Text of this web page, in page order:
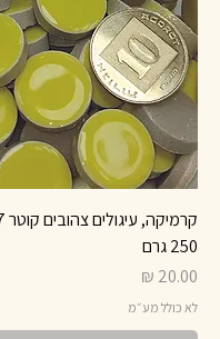
250 גרם
מחיר
לא כולל מע״מ